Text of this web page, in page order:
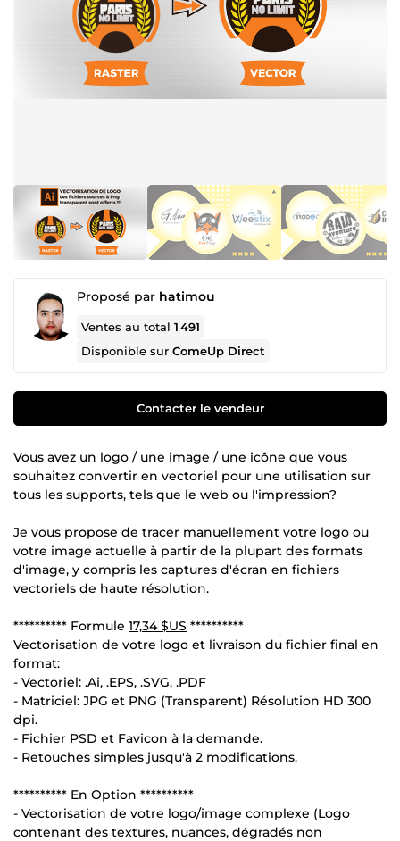
Proposé par hatimou
Ventes au total1 491
Disponible surComeUp Direct
Contacter le vendeur
Vous avez un logo / une image / une icône que vous
souhaitez convertir en vectoriel pour une utilisation sur
tous les supports, tels que le web ou l'impression?
Je vous propose de tracer manuellement votre logo ou
votre image actuelle à partir de la plupart des formats
d'image, y compris les captures d'écran en fichiers
vectoriels de haute résolution.
********** Formule 17,34 $US **********
Vectorisation de votre logo et livraison du fichier final en
format:
- Vectoriel: .Ai, .EPS, .SVG, .PDF
- Matriciel: JPG et PNG (Transparent) Résolution HD 300
dpi.
- Fichier PSD et Favicon à la demande.
- Retouches simples jusqu'à 2 modifications.
********** En Option **********
- Vectorisation de votre logo/image complexe (Logo
contenant des textures, nuances, dégradés non